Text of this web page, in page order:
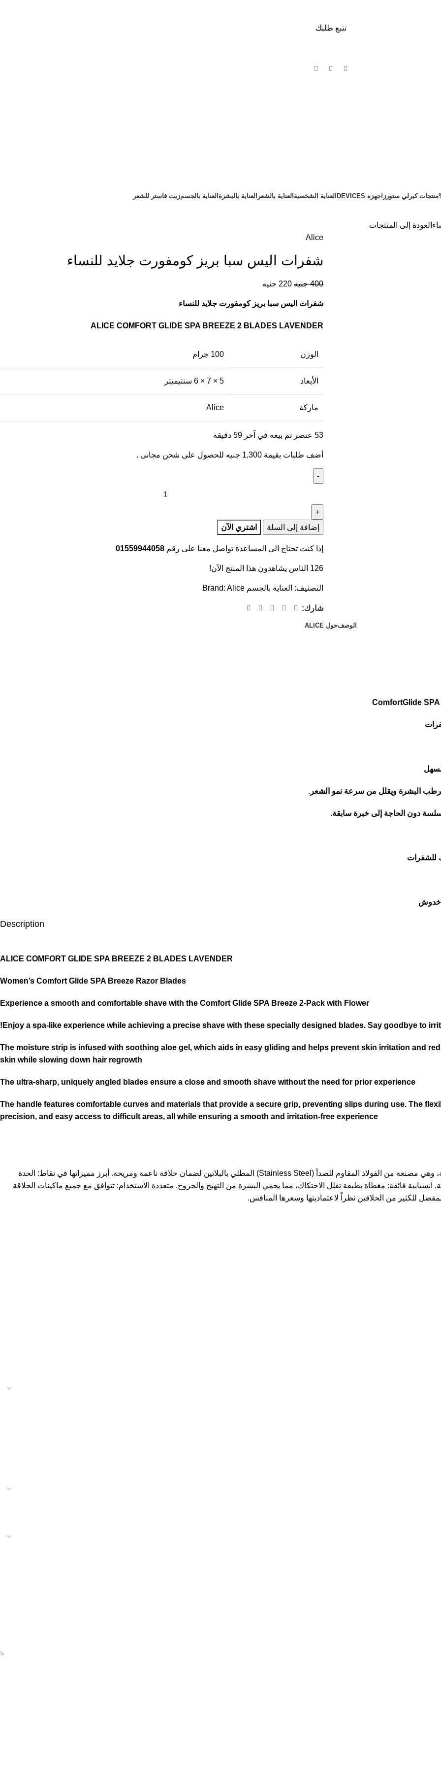
تتبع طلبك
منتجات كيرلي ستورز اجهزه DEVICES العناية الشخصية العناية بالشعر العناية بالبشرة العناية بالجسمزيت فاستر للشعر
العودة إلى المنتجات
Alice
شفرات اليس سبا بريز كومفورت جلايد للنساء
400 جنيه 220 جنيه
شفرات اليس سبا بريز كومفورت جلايد للنساء
ALICE COMFORT GLIDE SPA BREEZE 2 BLADES LAVENDER
الوزن 100 جرام
الأبعاد 5 × 7 × 6 سنتيميتر
ماركة Alice
53 عنصر تم بيعه في آخر 59 دقيقة
أضف طلبات بقيمة 1,300 جنيه للحصول على شحن مجانى .
إضافة إلى السلة اشتري الآن
إذا كنت تحتاج الى المساعدة تواصل معنا على رقم 01559944058
126 الناس يشاهدون هذا المنتج الآن!
التصنيف: العناية بالجسم Brand: Alice
شارك:
الوصفحول ALICE
دون الحاجة إلى خبرة سابقة.
للشفرات
خدوش
Description
ALICE COMFORT GLIDE SPA BREEZE 2 BLADES LAVENDER
Women’s Comfort Glide SPA Breeze Razor Blades
Experience a smooth and comfortable shave with the Comfort Glide SPA Breeze 2-Pack with Flower
Enjoy a spa-like experience while achieving a precise shave with these specially designed blades. Say goodbye to
The moisture strip is infused with soothing aloe gel, which aids in easy gliding and helps prevent skin irritation and
skin while slowing down hair regrowth
The ultra-sharp, uniquely angled blades ensure a close and smooth shave without the need for prior experience
The handle features comfortable curves and materials that provide a secure grip, preventing slips during use. The
precision, and easy access to difficult areas, all while ensuring a smooth and irritation-free experience
تُعد شفرات Alice خياراً مثالياً يجمع بين الدقة العالية والقيمة الاقتصادية، وهي مصنعة من الفولاذ المقاوم للصدأ (Stainless Steel) المطلي بالبلاتين لضمان حلاقة ناعمة ومريحة. أبرز مميزاتها في نقاط: الحدة
انسيابية فائقة: مغطاة بطبقة تقلل الاحتكاك، مما يحمي البشرة من التهيج والجروح. متعددة الاستخدام: تتوافق مع جميع ماكينات الحلاقة